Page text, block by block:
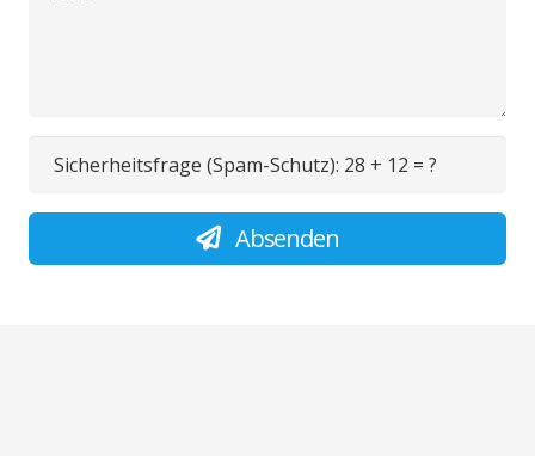
Sicherheitsfrage (Spam-Schutz): 28 + 12 = ?
Absenden